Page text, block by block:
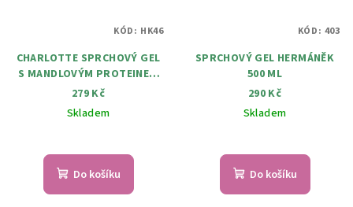
CHARLOTTE SPRCHOVÝ GEL
S MANDLOVÝM PROTEINEM
Charlotte Bright Perl
Tusfürdő – 750 ml
279 Kč
Skladem
Do košíku
KÓD: HK46
SPRCHOVÝ GEL HERMÁNĚK
500 ML
290 Kč
Skladem
Do košíku
KÓD: 403